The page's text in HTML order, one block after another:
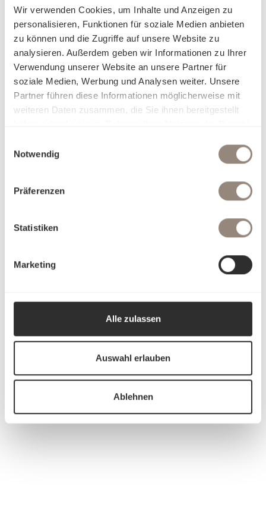
Wir verwenden Cookies, um Inhalte und Anzeigen zu
personalisieren, Funktionen für soziale Medien anbieten
zu können und die Zugriffe auf unsere Website zu
analysieren. Außerdem geben wir Informationen zu Ihrer
Verwendung unserer Website an unsere Partner für
soziale Medien, Werbung und Analysen weiter. Unsere
Partner führen diese Informationen möglicherweise mit
weiteren Daten zusammen, die Sie ihnen bereitgestellt
Notwendig
Präferenzen
Statistiken
Marketing
Alle zulassen
Auswahl erlauben
Ablehnen